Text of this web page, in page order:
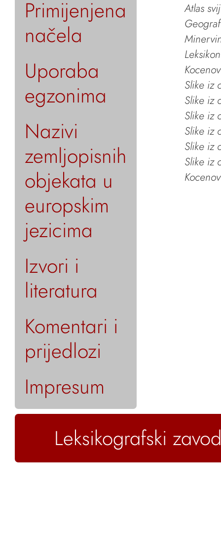
Primijenjena
načela
Uporaba
egzonima
Nazivi
zemljopisnih
objekata u
europskim
jezicima
Izvori i
literatura
Komentari i
prijedlozi
Impresum
Atlas
Slike iz
Slike iz
Slike iz
Slike iz
Slike iz
Slike iz
Leksikografski